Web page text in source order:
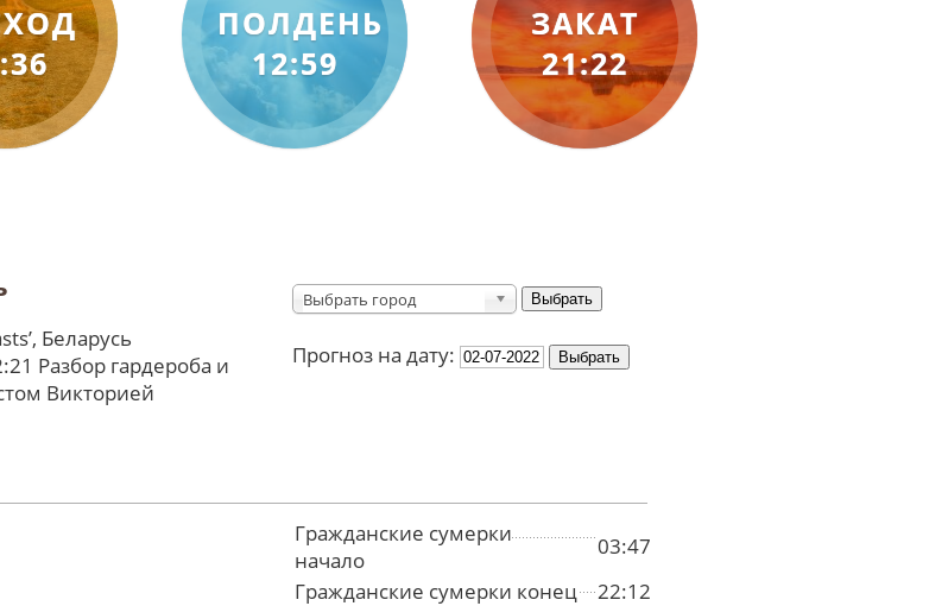
ПОЛДЕНЬ
12:59
ЗАКАТ
21:22
Беларусь
Разбор гардероба и
Викторией
Выбрать город
Прогноз на дату:
Гражданские сумерки
начало
03:47
Гражданские сумерки конец
22:12